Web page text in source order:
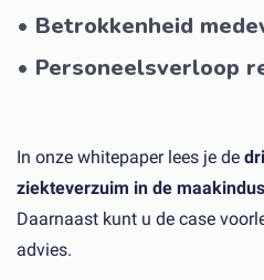
• Betrokkenheid
• Personeelsverloop
In onze whitepaper lees je de
ziekteverzuim in de
Daarnaast kunt u de case
advies.